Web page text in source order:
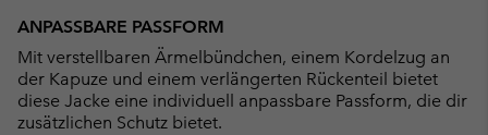
ANPASSBARE PASSFORM
Mit verstellbaren Ärmelbündchen, einem Kordelzug an
der Kapuze und einem verlängerten Rückenteil bietet
diese Jacke eine individuell anpassbare Passform, die dir
zusätzlichen Schutz bietet.